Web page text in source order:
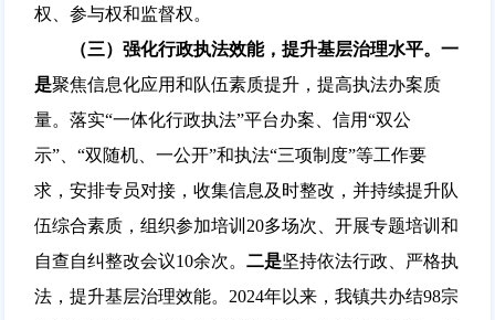
权、参与权和监督权。
（三）强化行政执法效能，提升基层治理水平。 一
是聚焦信息化应用和队伍素质提升，提高执法办案质
量。落实“一体化行政执法”平台办案、信用“双公
示”、“双随机、一公开”和执法“三项制度”等工作要
求，安排专员对接，收集信息及时整改，并持续提升队
伍综合素质，组织参加培训20多场次、开展专题培训和
自查自纠整改会议10余次。 二是坚持依法行政、严格执
法，提升基层治理效能。2024年以来，我镇共办结98宗